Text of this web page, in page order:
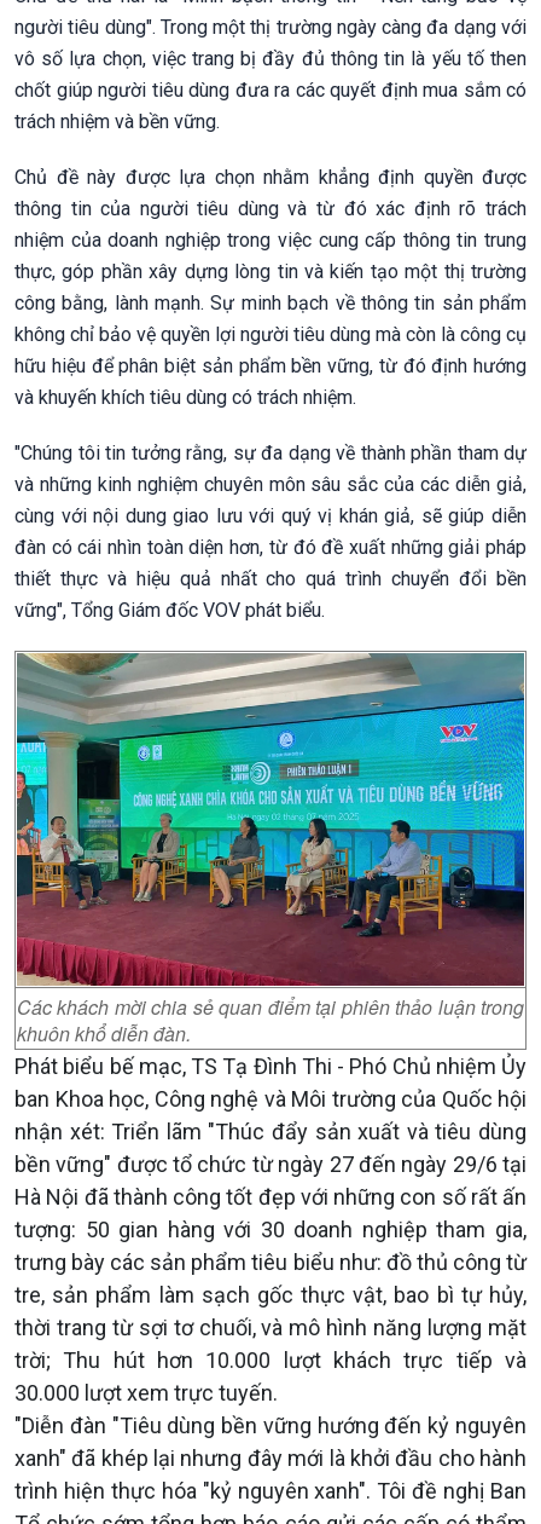
người tiêu dùng". Trong một thị trường ngày càng đa dạng với
vô số lựa chọn, việc trang bị đầy đủ thông tin là yếu tố then
chốt giúp người tiêu dùng đưa ra các quyết định mua sắm có
trách nhiệm và bền vững.
Chủ đề này được lựa chọn nhằm khẳng định quyền được
thông tin của người tiêu dùng và từ đó xác định rõ trách
nhiệm của doanh nghiệp trong việc cung cấp thông tin trung
thực, góp phần xây dựng lòng tin và kiến tạo một thị trường
công bằng, lành mạnh. Sự minh bạch về thông tin sản phẩm
không chỉ bảo vệ quyền lợi người tiêu dùng mà còn là công cụ
hữu hiệu để phân biệt sản phẩm bền vững, từ đó định hướng
và khuyến khích tiêu dùng có trách nhiệm.
"Chúng tôi tin tưởng rằng, sự đa dạng về thành phần tham dự
và những kinh nghiệm chuyên môn sâu sắc của các diễn giả,
cùng với nội dung giao lưu với quý vị khán giả, sẽ giúp diễn
đàn có cái nhìn toàn diện hơn, từ đó đề xuất những giải pháp
thiết thực và hiệu quả nhất cho quá trình chuyển đổi bền
vững", Tổng Giám đốc VOV phát biểu.
Các khách mời chia sẻ quan điểm tại phiên thảo luận trong
khuôn khổ diễn đàn.
Phát biểu bế mạc, TS Tạ Đình Thi - Phó Chủ nhiệm Ủy
ban Khoa học, Công nghệ và Môi trường của Quốc hội
nhận xét: Triển lãm "Thúc đẩy sản xuất và tiêu dùng
bền vững" được tổ chức từ ngày 27 đến ngày 29/6 tại
Hà Nội đã thành công tốt đẹp với những con số rất ấn
tượng: 50 gian hàng với 30 doanh nghiệp tham gia,
trưng bày các sản phẩm tiêu biểu như: đồ thủ công từ
tre, sản phẩm làm sạch gốc thực vật, bao bì tự hủy,
thời trang từ sợi tơ chuối, và mô hình năng lượng mặt
trời; Thu hút hơn 10.000 lượt khách trực tiếp và
30.000 lượt xem trực tuyến.
"Diễn đàn "Tiêu dùng bền vững hướng đến kỷ nguyên
xanh" đã khép lại nhưng đây mới là khởi đầu cho hành
trình hiện thực hóa "kỷ nguyên xanh". Tôi đề nghị Ban